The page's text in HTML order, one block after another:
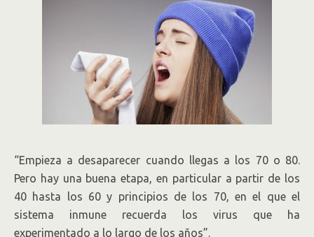
“Empieza a desaparecer cuando llegas a los 70 o 80.
Pero hay una buena etapa, en particular a partir de los
40 hasta los 60 y principios de los 70, en el que el
sistema inmune recuerda los virus que ha
experimentado a lo largo de los años”.